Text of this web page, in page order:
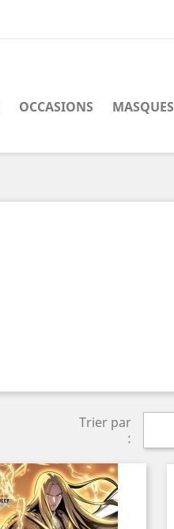
OCCASIONS MASQUES
Trier par
: